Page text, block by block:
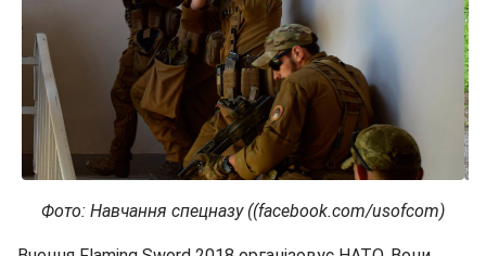
Фото: Навчання спецназу ((facebook.com/usofcom)